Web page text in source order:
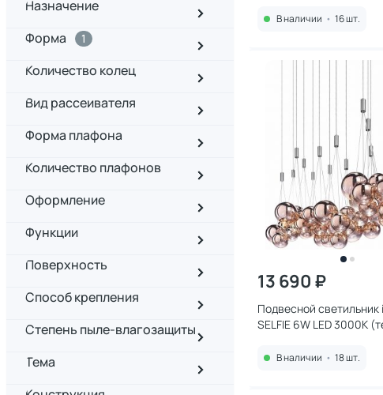
Назначение
Форма
1
Количество колец
Вид рассеивателя
Форма плафона
Количество плафонов
Оформление
Функции
Поверхность
Способ крепления
Степень пыле-влагозащиты
Тема
В наличии • 16 шт.
13 690 ₽
Подвесной светильник
SELFIE 6W LED 3000К
В наличии • 18 шт.